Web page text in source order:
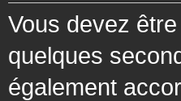
Vous devez
quelques
également